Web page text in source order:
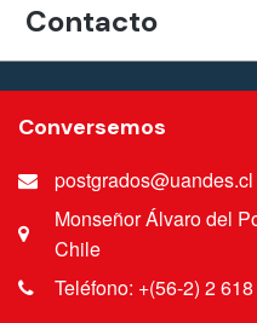
Contacto
Conversemos
postgrados@uandes.cl
Monseñor Álvaro del
Chile
Teléfono: +(56-2) 2